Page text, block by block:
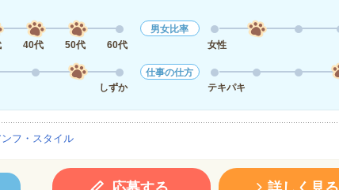
40代 50代 60代
男女比率
女性
しずか
仕事の仕方
テキパキ
フ・スタイル